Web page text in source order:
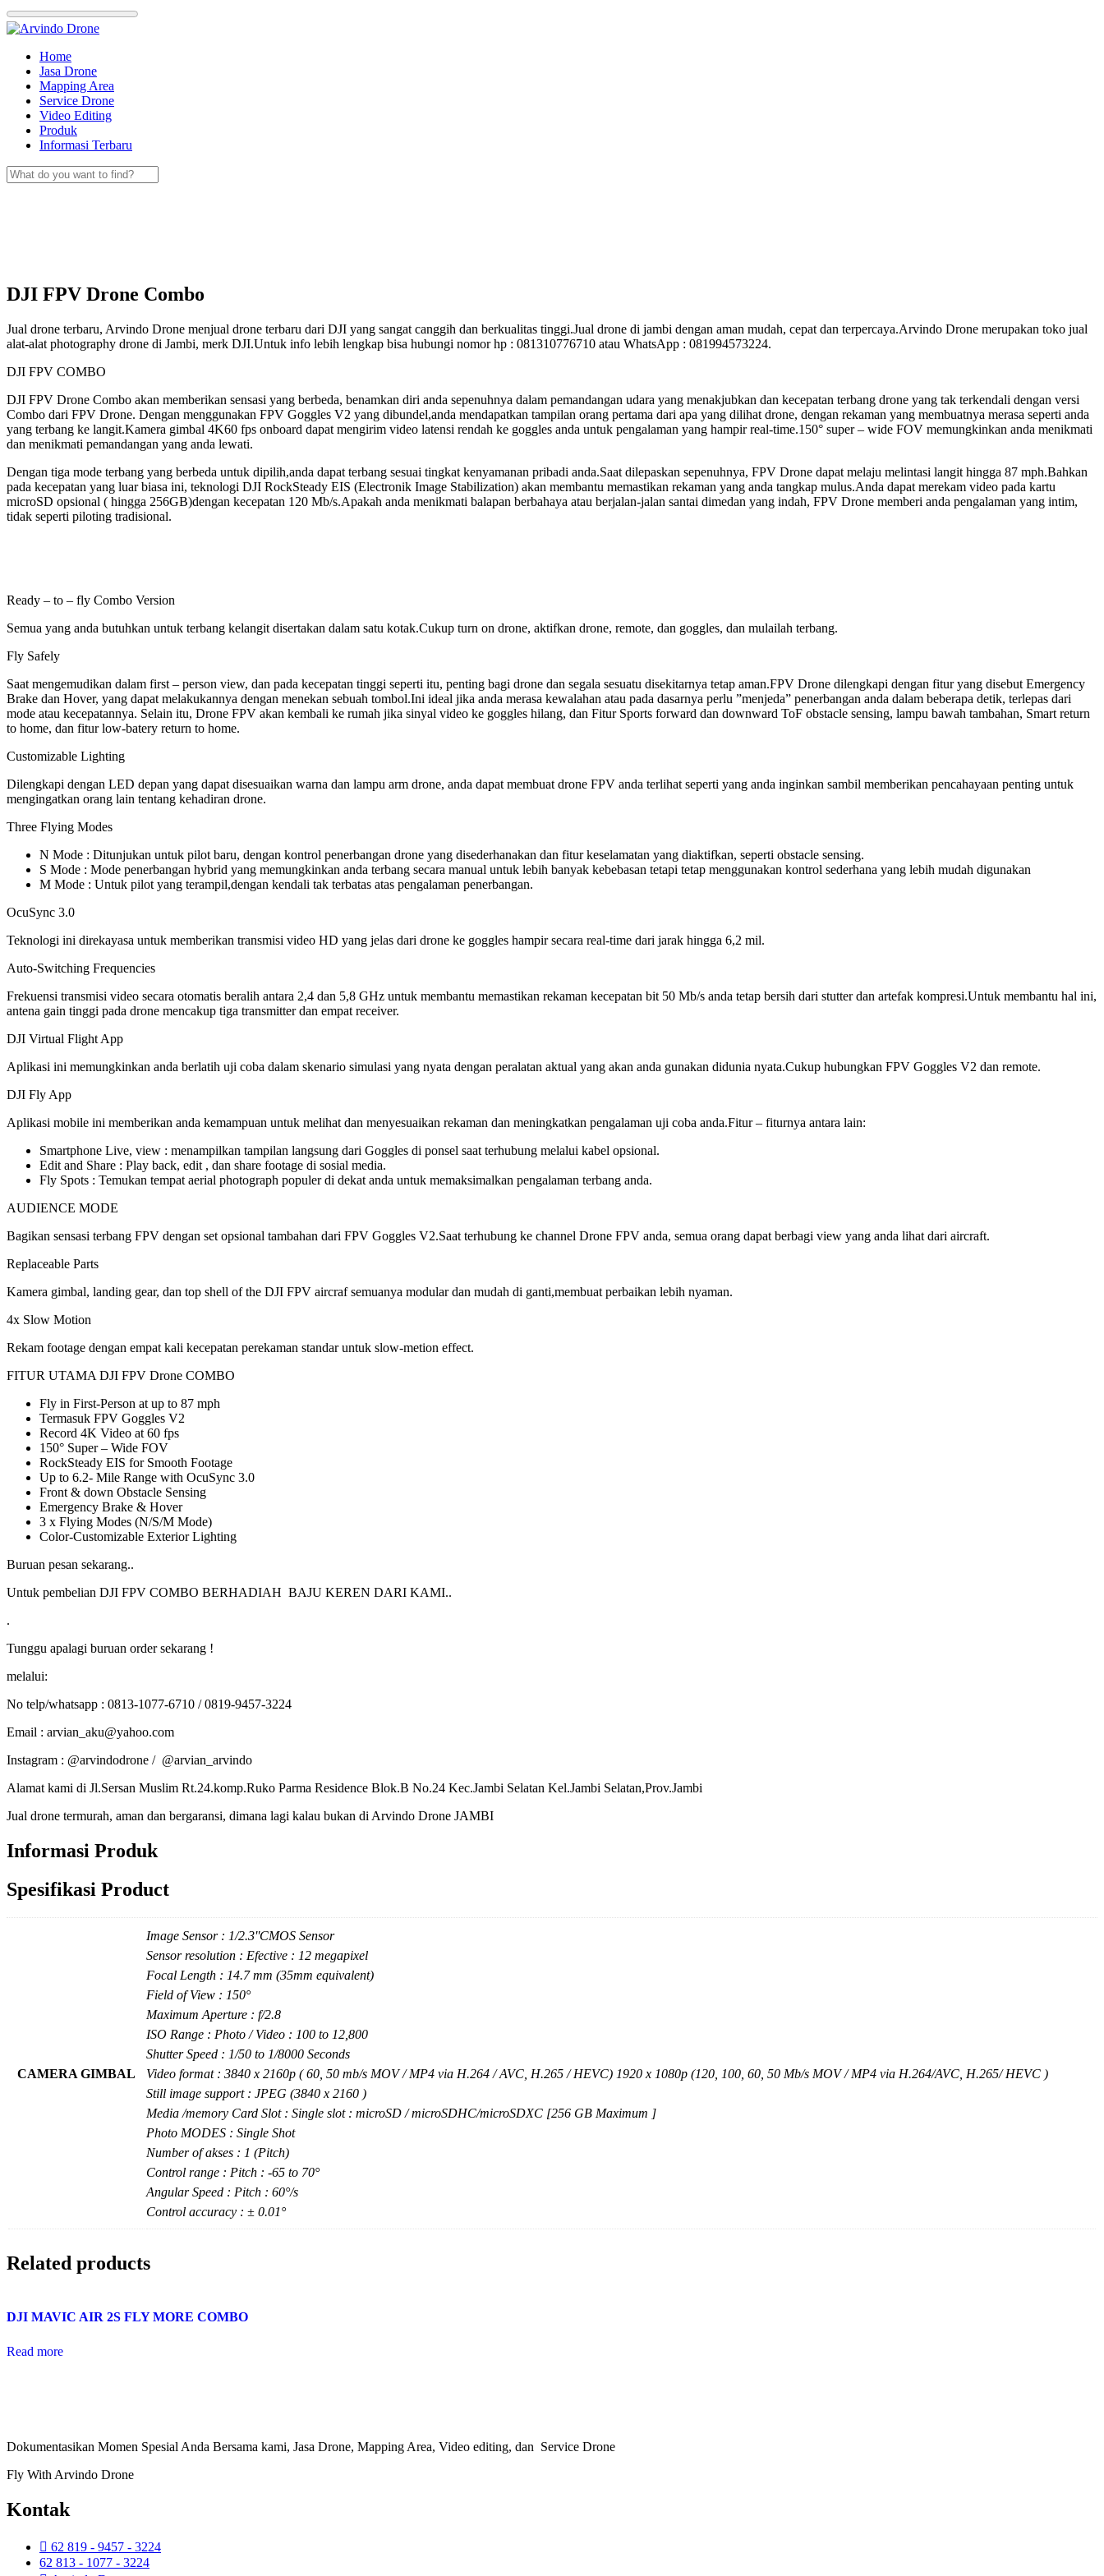
Skip
to
Home
Jasa Drone
Mapping Area
Service Drone
Video Editing
Produk
Informasi Terbaru
DJI FPV Drone Combo
Jual drone terbaru, Arvindo Drone menjual drone terbaru dari DJI yang sangat canggih dan berkualitas tinggi.Jual drone di jambi dengan aman mudah, cepat dan terpercaya.Arvindo Drone merupakan toko jual
alat-alat photography drone di Jambi, merk DJI.Untuk info lebih lengkap bisa hubungi nomor hp : 081310776710 atau WhatsApp : 081994573224.
DJI FPV COMBO
DJI FPV Drone Combo akan memberikan sensasi yang berbeda, benamkan diri anda sepenuhnya dalam pemandangan udara yang menakjubkan dan kecepatan terbang drone yang tak terkendali dengan versi
Combo dari FPV Drone. Dengan menggunakan FPV Goggles V2 yang dibundel,anda mendapatkan tampilan orang pertama dari apa yang dilihat drone, dengan rekaman yang membuatnya merasa seperti anda
yang terbang ke langit.Kamera gimbal 4K60 fps onboard dapat mengirim video latensi rendah ke goggles anda untuk pengalaman yang hampir real-time.150° super – wide FOV memungkinkan anda menikmati
dan menikmati pemandangan yang anda lewati.
Dengan tiga mode terbang yang berbeda untuk dipilih,anda dapat terbang sesuai tingkat kenyamanan pribadi anda.Saat dilepaskan sepenuhnya, FPV Drone dapat melaju melintasi langit hingga 87 mph.Bahkan
pada kecepatan yang luar biasa ini, teknologi DJI RockSteady EIS (Electronik Image Stabilization) akan membantu memastikan rekaman yang anda tangkap mulus.Anda dapat merekam video pada kartu
microSD opsional ( hingga 256GB)dengan kecepatan 120 Mb/s.Apakah anda menikmati balapan berbahaya atau berjalan-jalan santai dimedan yang indah, FPV Drone memberi anda pengalaman yang intim,
tidak seperti piloting tradisional.
Ready – to – fly Combo Version
Semua yang anda butuhkan untuk terbang kelangit disertakan dalam satu kotak.Cukup turn on drone, aktifkan drone, remote, dan goggles, dan mulailah terbang.
Fly Safely
Saat mengemudikan dalam first – person view, dan pada kecepatan tinggi seperti itu, penting bagi drone dan segala sesuatu disekitarnya tetap aman.FPV Drone dilengkapi dengan fitur yang disebut Emergency
Brake dan Hover, yang dapat melakukannya dengan menekan sebuah tombol.Ini ideal jika anda merasa kewalahan atau pada dasarnya perlu ”menjeda” penerbangan anda dalam beberapa detik, terlepas dari
mode atau kecepatannya. Selain itu, Drone FPV akan kembali ke rumah jika sinyal video ke goggles hilang, dan Fitur Sports forward dan downward ToF obstacle sensing, lampu bawah tambahan, Smart return
to home, dan fitur low-batery return to home.
Customizable Lighting
Dilengkapi dengan LED depan yang dapat disesuaikan warna dan lampu arm drone, anda dapat membuat drone FPV anda terlihat seperti yang anda inginkan sambil memberikan pencahayaan penting untuk
mengingatkan orang lain tentang kehadiran drone.
Three Flying Modes
N Mode : Ditunjukan untuk pilot baru, dengan kontrol penerbangan drone yang disederhanakan dan fitur keselamatan yang diaktifkan, seperti obstacle sensing.
S Mode : Mode penerbangan hybrid yang memungkinkan anda terbang secara manual untuk lebih banyak kebebasan tetapi tetap menggunakan kontrol sederhana yang lebih mudah digunakan
M Mode : Untuk pilot yang terampil,dengan kendali tak terbatas atas pengalaman penerbangan.
OcuSync 3.0
Teknologi ini direkayasa untuk memberikan transmisi video HD yang jelas dari drone ke goggles hampir secara real-time dari jarak hingga 6,2 mil.
Auto-Switching Frequencies
Frekuensi transmisi video secara otomatis beralih antara 2,4 dan 5,8 GHz untuk membantu memastikan rekaman kecepatan bit 50 Mb/s anda tetap bersih dari stutter dan artefak kompresi.Untuk membantu hal ini,
antena gain tinggi pada drone mencakup tiga transmitter dan empat receiver.
DJI Virtual Flight App
Aplikasi ini memungkinkan anda berlatih uji coba dalam skenario simulasi yang nyata dengan peralatan aktual yang akan anda gunakan didunia nyata.Cukup hubungkan FPV Goggles V2 dan remote.
DJI Fly App
Aplikasi mobile ini memberikan anda kemampuan untuk melihat dan menyesuaikan rekaman dan meningkatkan pengalaman uji coba anda.Fitur – fiturnya antara lain:
Smartphone Live, view : menampilkan tampilan langsung dari Goggles di ponsel saat terhubung melalui kabel opsional.
Edit and Share : Play back, edit , dan share footage di sosial media.
Fly Spots : Temukan tempat aerial photograph populer di dekat anda untuk memaksimalkan pengalaman terbang anda.
AUDIENCE MODE
Bagikan sensasi terbang FPV dengan set opsional tambahan dari FPV Goggles V2.Saat terhubung ke channel Drone FPV anda, semua orang dapat berbagi view yang anda lihat dari aircraft.
Replaceable Parts
Kamera gimbal, landing gear, dan top shell of the DJI FPV aircraf semuanya modular dan mudah di ganti,membuat perbaikan lebih nyaman.
4x Slow Motion
Rekam footage dengan empat kali kecepatan perekaman standar untuk slow-metion effect.
FITUR UTAMA DJI FPV Drone COMBO
Fly in First-Person at up to 87 mph
Termasuk FPV Goggles V2
Record 4K Video at 60 fps
150° Super – Wide FOV
RockSteady EIS for Smooth Footage
Up to 6.2- Mile Range with OcuSync 3.0
Front & down Obstacle Sensing
Emergency Brake & Hover
3 x Flying Modes (N/S/M Mode)
Color-Customizable Exterior Lighting
Buruan pesan sekarang..
Untuk pembelian DJI FPV COMBO BERHADIAH BAJU KEREN DARI KAMI..
.
Tunggu apalagi buruan order sekarang !
melalui:
No telp/whatsapp : 0813-1077-6710 / 0819-9457-3224
Email : arvian_aku@yahoo.com
Instagram : @arvindodrone / @arvian_arvindo
Alamat kami di Jl.Sersan Muslim Rt.24.komp.Ruko Parma Residence Blok.B No.24 Kec.Jambi Selatan Kel.Jambi Selatan,Prov.Jambi
Jual drone termurah, aman dan bergaransi, dimana lagi kalau bukan di Arvindo Drone JAMBI
Informasi Produk
Spesifikasi Product
CAMERA GIMBAL
Image Sensor : 1/2.3''CMOS Sensor
Sensor resolution : Efective : 12 megapixel
Focal Length : 14.7 mm (35mm equivalent)
Field of View : 150°
Maximum Aperture : f/2.8
ISO Range : Photo / Video : 100 to 12,800
Shutter Speed : 1/50 to 1/8000 Seconds
Video format : 3840 x 2160p ( 60, 50 mb/s MOV / MP4 via H.264 / AVC, H.265 / HEVC) 1920 x 1080p (120, 100, 60, 50 Mb/s MOV / MP4 via H.264/AVC, H.265/ HEVC )
Still image support : JPEG (3840 x 2160 )
Media /memory Card Slot : Single slot : microSD / microSDHC/microSDXC [256 GB Maximum ]
Photo MODES : Single Shot
Number of akses : 1 (Pitch)
Control range : Pitch : -65 to 70°
Angular Speed : Pitch : 60°/s
Control accuracy : ± 0.01°
Related products
DJI MAVIC AIR 2S FLY MORE COMBO
Read more
Dokumentasikan Momen Spesial Anda Bersama kami, Jasa Drone, Mapping Area, Video editing, dan Service Drone
Fly With Arvindo Drone
Kontak
62 819 - 9457 - 3224
62 813 - 1077 - 3224